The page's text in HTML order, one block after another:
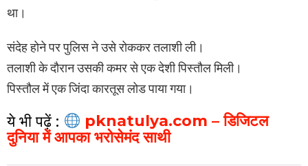
था।
संदेह होने पर पुलिस ने उसे रोककर तलाशी ली।
तलाशी के दौरान उसकी कमर से एक देशी पिस्तौल मिली।
पिस्तौल में एक जिंदा कारतूस लोड पाया गया।
ये भी पढ़ें :
pknatulya.com – डिजिटल
दुनिया में आपका भरोसेमंद साथी